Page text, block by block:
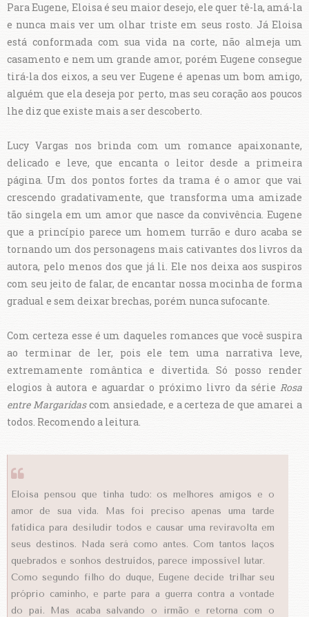
Para Eugene, Eloisa é seu maior desejo, ele quer tê-la, amá-la
e nunca mais ver um olhar triste em seus rosto. Já Eloisa
está conformada com sua vida na corte, não almeja um
casamento e nem um grande amor, porém Eugene consegue
tirá-la dos eixos, a seu ver Eugene é apenas um bom amigo,
alguém que ela deseja por perto, mas seu coração aos poucos
lhe diz que existe mais a ser descoberto.
Lucy Vargas nos brinda com um romance apaixonante,
delicado e leve, que encanta o leitor desde a primeira
página. Um dos pontos fortes da trama é o amor que vai
crescendo gradativamente, que transforma uma amizade
tão singela em um amor que nasce da convivência. Eugene
que a princípio parece um homem turrão e duro acaba se
tornando um dos personagens mais cativantes dos livros da
autora, pelo menos dos que já li. Ele nos deixa aos suspiros
com seu jeito de falar, de encantar nossa mocinha de forma
gradual e sem deixar brechas, porém nunca sufocante.
Com certeza esse é um daqueles romances que você suspira
ao terminar de ler, pois ele tem uma narrativa leve,
extremamente romântica e divertida. Só posso render
elogios à autora e aguardar o próximo livro da série Rosa
entre Margaridascom ansiedade, e a certeza de que amarei a
todos. Recomendo a leitura.
Eloisa pensou que tinha tudo: os melhores amigos e o
amor de sua vida. Mas foi preciso apenas uma tarde
fatídica para desiludir todos e causar uma reviravolta em
seus destinos. Nada será como antes. Com tantos laços
quebrados e sonhos destruídos, parece impossível lutar.
Como segundo filho do duque, Eugene decide trilhar seu
próprio caminho, e parte para a guerra contra a vontade
do pai. Mas acaba salvando o irmão e retorna com o